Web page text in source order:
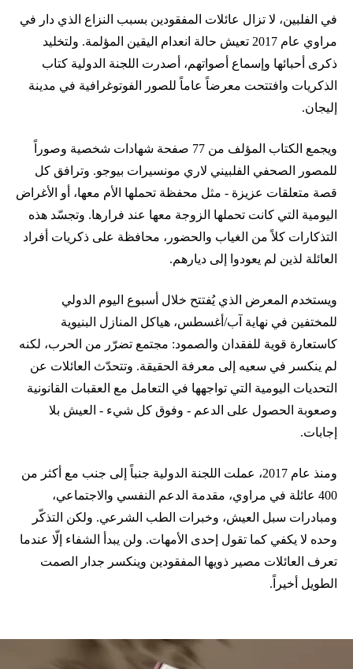
في الفلبين، لا تزال عائلات المفقودين بسبب النزاع الذي دار في
مراوي عام 2017 تعيش حالة انعدام اليقين المؤلمة. ولتخليد
ذكرى أحبائها وإسماع أصواتهم، أصدرت اللجنة الدولية كتاب
الذكريات وافتتحت معرضاً عاماً للصور الفوتوغرافية في مدينة
إليجان.
ويجمع الكتاب المؤلف من 77 صفحة شهادات شخصية وصوراً
للمصور الصحفي الفلبيني لاري مونسيرات بيوجو. وترافق كل
قصة متعلقات عزيزة - مثل محفظة تحملها الأم معها، أو الأغراض
اليومية التي كانت تحملها الزوجة معها عند فرارها. وتجسّد هذه
التذكارات كلاً من الغياب والحضور، محافظة على ذكريات أفراد
العائلة لذين لم يعودوا إلى ديارهم.
ويستخدم المعرض الذي يُفتتح خلال أسبوع اليوم الدولي
للمختفين في نهاية آب/أغسطس، هياكل المنازل البنيوية
كاستعارة قوية للفقدان والصمود: مجتمع تضرّر من الحرب، لكنه
لم ينكسر في سعيه إلى معرفة الحقيقة. وتتحدّث العائلات عن
التحديات اليومية التي تواجهها في التعامل مع العقبات القانونية
وصعوبة الحصول على الدعم - وفوق كل شيء - العيش بلا
إجابات.
ومنذ عام 2017، عملت اللجنة الدولية جنباً إلى جنب مع أكثر من
400 عائلة في مراوي، مقدمة الدعم النفسي والاجتماعي،
ومبادرات سبل العيش، وخبرات الطب الشرعي. ولكن التذكّر
وحده لا يكفي كما تقول إحدى الأمهات. ولن يبدأ الشفاء إلّا عندما
تعرف العائلات مصير ذويها المفقودين وينكسر جدار الصمت
الطويل أخيراً.